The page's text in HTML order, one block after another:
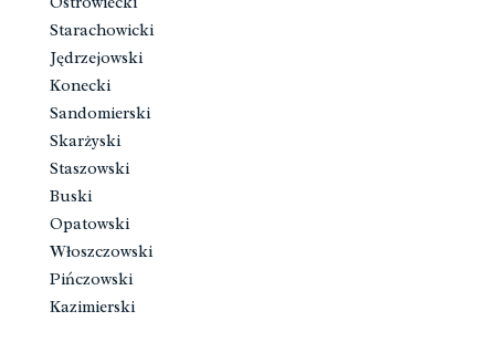
Starachowicki
Jędrzejowski
Konecki
Sandomierski
Skarżyski
Staszowski
Buski
Opatowski
Włoszczowski
Pińczowski
Kazimierski